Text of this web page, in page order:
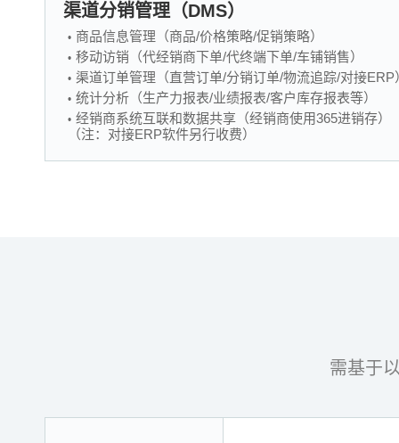
渠道分销管理（DMS）
商品信息管理（商品/价格策略/促销策略）
移动访销（代经销商下单/代终端下单/车铺销售）
渠道订单管理（直营订单/分销订单/物流追踪/对接ERP
统计分析（生产力报表/业绩报表/客户库存报表等）
经销商系统互联和数据共享（经销商使用365进销存）
（注：对接ERP软件另行收费）
需基于